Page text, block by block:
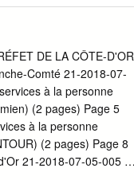
15 15 AUXONNE
DE-LOSNE 19,6 km 17 7
de Saône 11
PÉDESTRE /
Office de
tourisme.frLes
de Promenade Les
Val de Saône 6 Ter
DE LA CÔTE-D'OR
Comté 21-2018-07-
à la personne
(2 pages) Page 5
à la personne
(2 pages) Page 8
21-2018-07-05-005 -